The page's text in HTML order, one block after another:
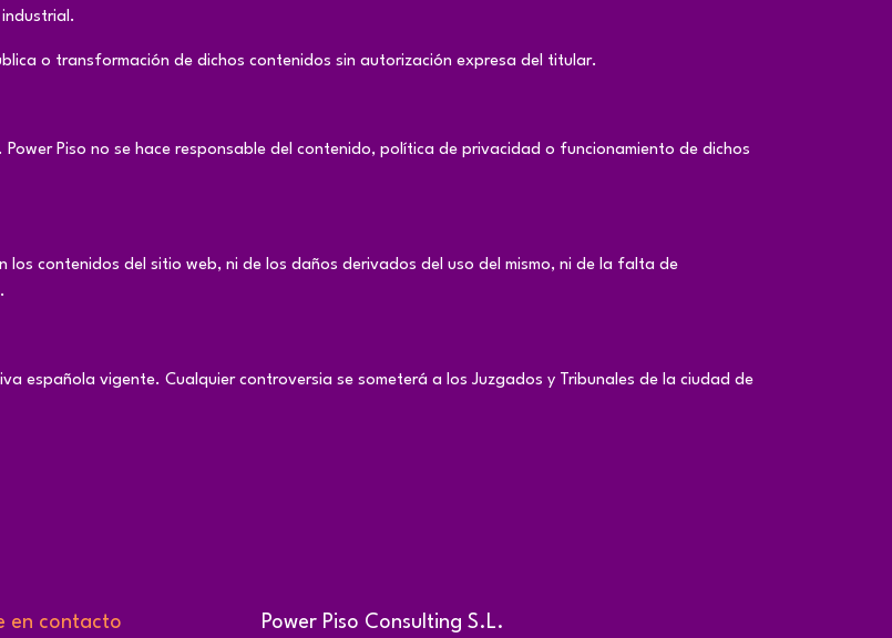
o transformación de dichos contenidos sin autorización expresa del titular.
Piso no se hace responsable del contenido, política de privacidad o funcionamiento de dichos
los contenidos del sitio web, ni de los daños derivados del uso del mismo, ni de la falta de
española vigente. Cualquier controversia se someterá a los Juzgados y Tribunales de la ciudad de
en contacto Power Piso Consulting S.L.